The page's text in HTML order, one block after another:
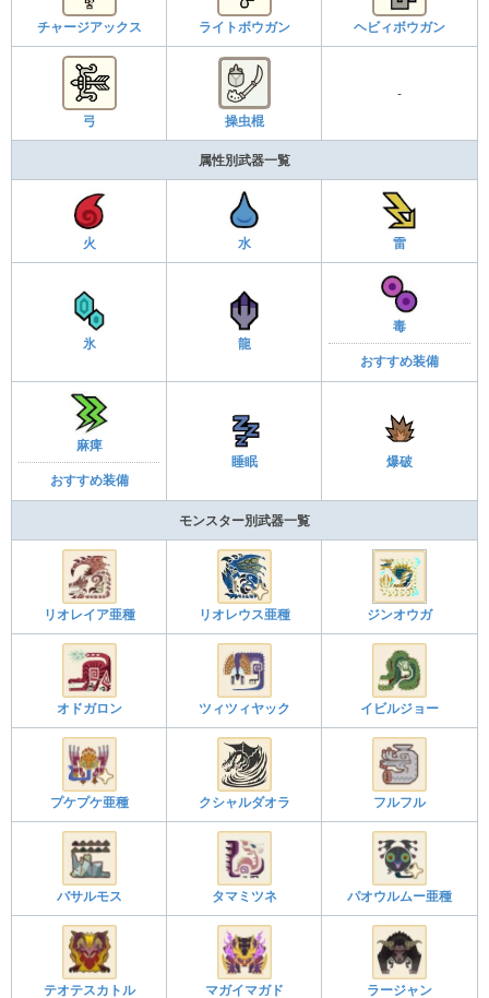
チャージアックス ライトボウガン ヘビィボウガン
弓 操虫棍
-
属性別武器一覧
火 水 雷
氷 龍
毒
おすすめ装備
麻痺
おすすめ装備
睡眠 爆破
モンスター別武器一覧
リオレイア亜種 リオレウス亜種 ジンオウガ
オドガロン ツィツィヤック イビルジョー
プケプケ亜種 クシャルダオラ フルフル
バサルモス タマミツネ パオウルムー亜種
テオテスカトル マガイマガド ラージャン